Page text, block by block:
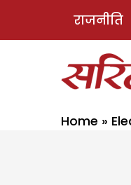
राजनीति
Home »